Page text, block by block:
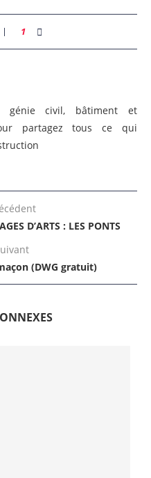
1
civil, bâtiment et
partagez tous ce qui
D’ARTS : LES PONTS
(DWG gratuit)